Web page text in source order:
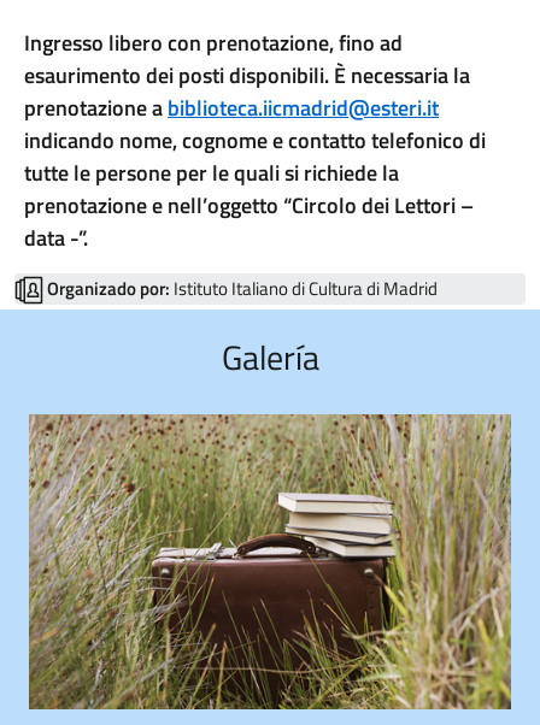
Ingresso libero con prenotazione, fino ad
esaurimento dei posti disponibili. È necessaria la
prenotazione abiblioteca.iicmadrid@esteri.it
indicando nome, cognome e contatto telefonico di
tutte le persone per le quali si richiede la
prenotazione e nell’oggetto “Circolo dei Lettori –
data -”.
Organizado por: Istituto Italiano di Cultura di Madrid
Galería